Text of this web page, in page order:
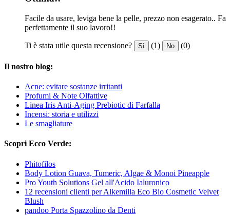
Facile da usare, leviga bene la pelle, prezzo non esagerato.. Fa
perfettamente il suo lavoro!!
Ti è stata utile questa recensione? Sì (1) No (0)
Il nostro blog:
Acne: evitare sostanze irritanti
Profumi & Note Olfattive
Linea Iris Anti-Aging Prebiotic di Farfalla
Incensi: storia e utilizzi
Le smagliature
Scopri Ecco Verde:
Phitofilos
Body Lotion Guava, Tumeric, Algae & Monoi Pineapple
Pro Youth Solutions Gel all'Acido Ialuronico
12 recensioni clienti per Alkemilla Eco Bio Cosmetic Velvet
Blush
pandoo Porta Spazzolino da Denti